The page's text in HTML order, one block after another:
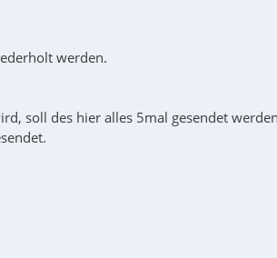
werden.
soll des hier alles 5mal gesendet